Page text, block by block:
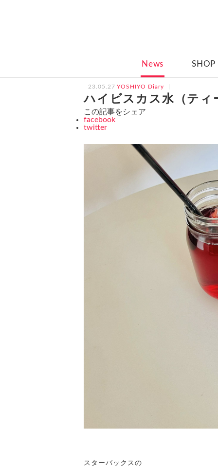
News SHOP
23.05.27 YOSHIYO Diary
ハイビスカス水（ティ
この記事をシェア
facebook
twitter
スターバックスの